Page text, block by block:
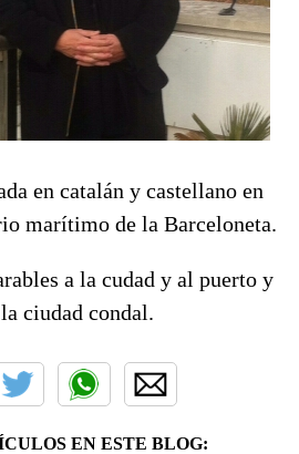
en catalán y castellano en
marítimo de la Barceloneta.
a la cudad y al puerto y
ciudad condal.
EN ESTE BLOG: